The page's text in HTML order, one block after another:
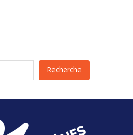
Recherche